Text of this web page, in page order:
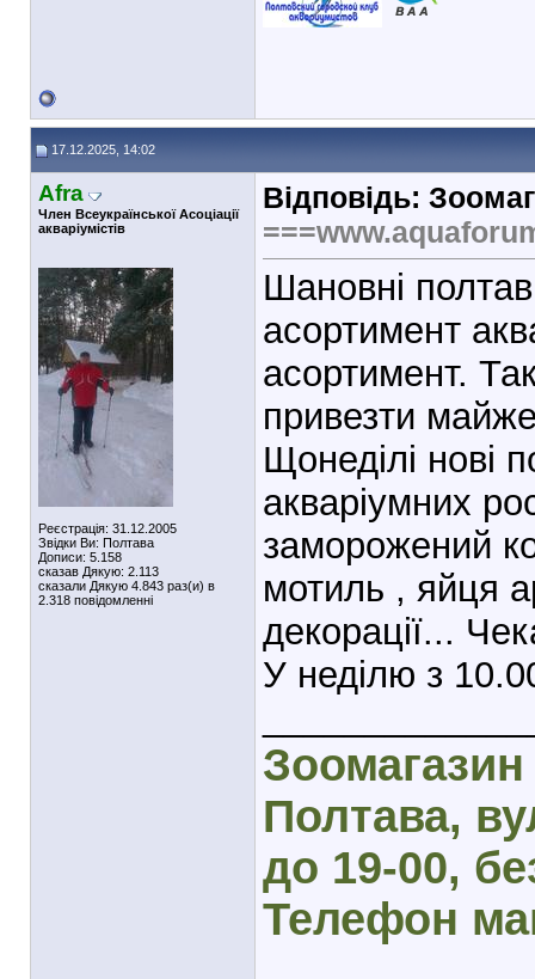
17.12.2025, 14:02
Afra
Член Всеукраїнської Асоціації
акваріумістів
Реєстрація: 31.12.2005
Звідки Ви: Полтава
Дописи: 5.158
сказав Дякую: 2.113
сказали Дякую 4.843 раз(и) в
2.318 повідомленні
Відповідь:
Шановні
асортимент
асортимент.
привезти
Щонеділі нові
акваріумних
заморожений
мотиль , яйця
декорації...
У неділю з
Полтава,
до 19-00,
Телефон